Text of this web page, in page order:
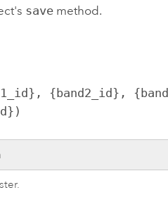
save method.
{band2_id},